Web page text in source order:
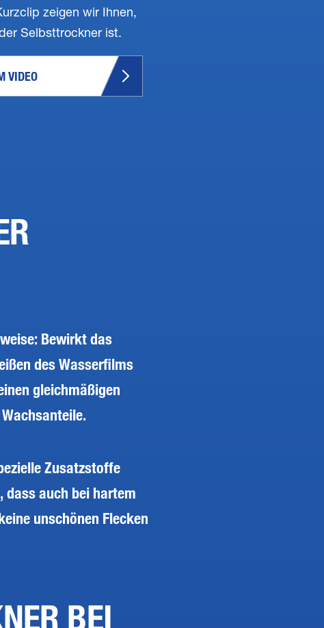
zeigen wir Ihnen,
Selbsttrockner ist.
VIDEO
Bewirkt das
des Wasserfilms
gleichmäßigen
Zusatzstoffe
dass auch bei hartem
unschönen Flecken
BEI